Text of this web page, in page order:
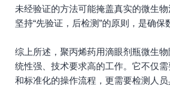
未经验证的方法可能掩盖真实的微生物
坚持“先验证，后检测”的原则，是确保
综上所述，聚丙烯药用滴眼剂瓶微生
统性强、技术要求高的工作。它不仅
和标准化的操作流程，更需要检测人